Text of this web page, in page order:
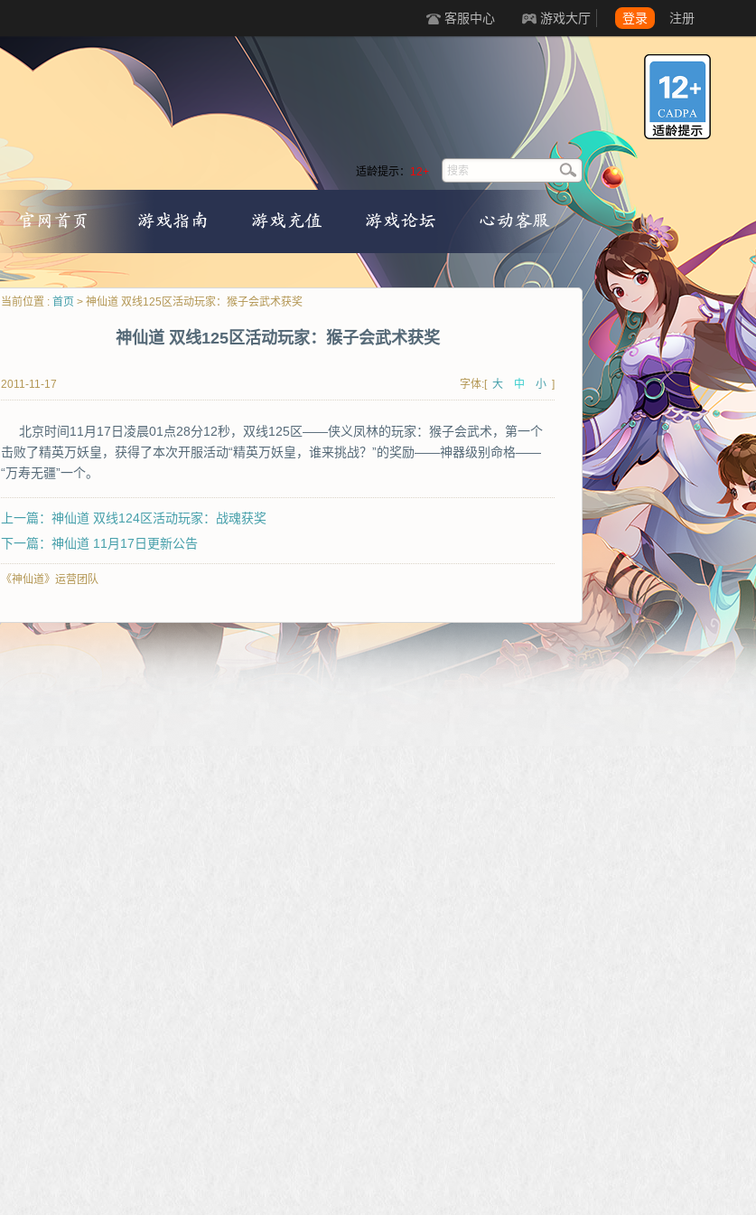
客服中心 游戏大厅 登录 注册
适龄提示： 12+
当前位置 : 首页 > 神仙道 双线125区活动玩家：猴子会武术获奖
神仙道 双线125区活动玩家：猴子会武术获奖
2011-11-17 字体:[ 大 中 小 ]
北京时间11月17日凌晨01点28分12秒，双线125区——侠义凤林的玩家：猴子会武术，第一个
击败了精英万妖皇，获得了本次开服活动“精英万妖皇，谁来挑战？”的奖励——神器级别命格——
“万寿无疆”一个。
上一篇：神仙道 双线124区活动玩家：战魂获奖
下一篇：神仙道 11月17日更新公告
《神仙道》运营团队